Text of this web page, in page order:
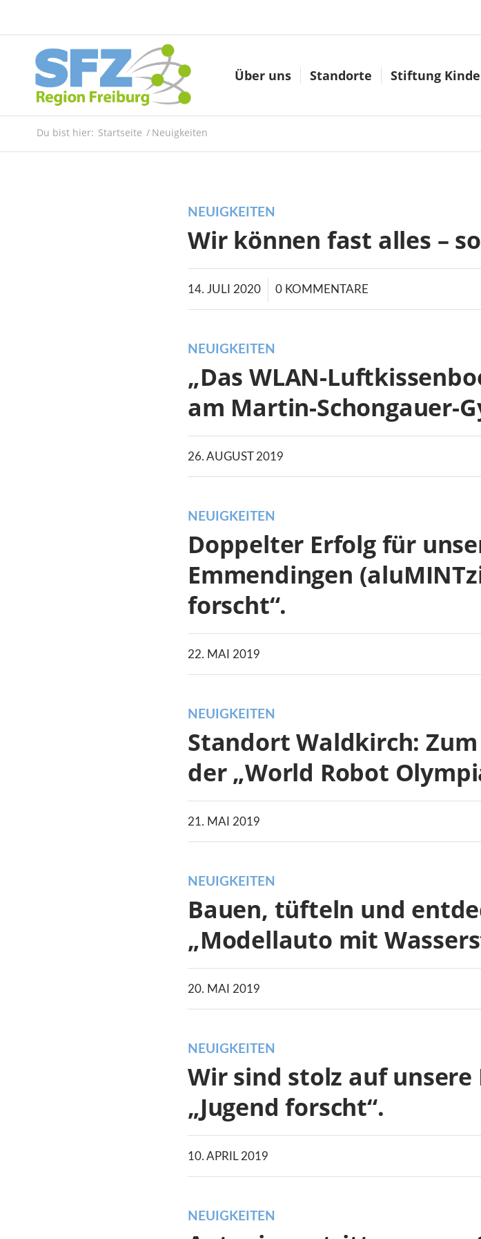
Über uns Standorte Stiftung
Du bist hier: Startseite / Neuigkeiten
NEUIGKEITEN
Wir können fast alles –
14. JULI 2020 0 KOMMENTARE
NEUIGKEITEN
„Das WLAN-
am Martin-Schongauer-
26. AUGUST 2019
NEUIGKEITEN
Doppelter Erfolg für
Emmendingen
forscht“.
22. MAI 2019
NEUIGKEITEN
Standort Waldkirch:
der „World Robot
21. MAI 2019
NEUIGKEITEN
Bauen, tüfteln und
„Modellauto mit
20. MAI 2019
NEUIGKEITEN
Wir sind stolz auf unsere
„Jugend forscht“.
10. APRIL 2019
NEUIGKEITEN